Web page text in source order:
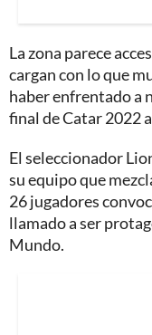
La zona parece
cargan con lo que
haber enfrentado a
final de Catar 2022
El seleccionador
su equipo que
26 jugadores
llamado a ser
Mundo.